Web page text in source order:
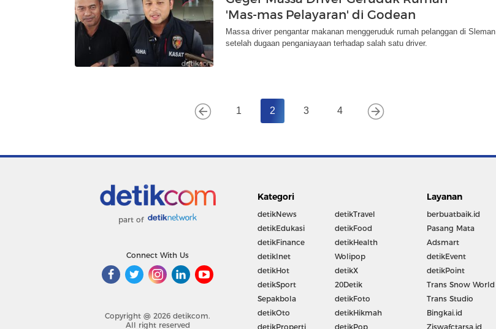
'Mas-mas Pelayaran' di Godean
Massa driver pengantar makanan menggeruduk rumah pelanggan di Sleman
setelah dugaan penganiayaan terhadap salah satu driver.
1 2 3 4
part of
Connect With Us
Copyright @ 2026 detikcom.
All right reserved
Kategori
detikNews
detikEdukasi
detikFinance
detikInet
detikHot
detikSport
Sepakbola
detikOto
detikProperti
detikTravel
detikFood
detikHealth
Wolipop
detikX
20Detik
detikFoto
detikHikmah
detikPop
Layanan
berbuatbaik.id
Pasang Mata
Adsmart
detikEvent
detikPoint
Trans Snow World
Trans Studio
Bingkai.id
Ziswafctarsa.id